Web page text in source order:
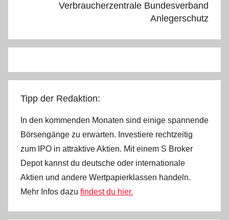
Verbraucherzentrale Bundesverband
Anlegerschutz
Tipp der Redaktion:
In den kommenden Monaten sind einige spannende
Börsengänge zu erwarten. Investiere rechtzeitig
zum IPO in attraktive Aktien. Mit einem S Broker
Depot kannst du deutsche oder internationale
Aktien und andere Wertpapierklassen handeln.
Mehr Infos dazu findest du hier.